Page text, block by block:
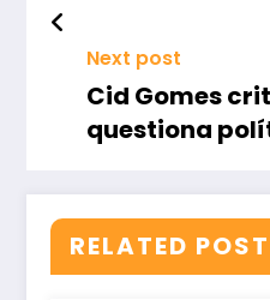
Next post
Cid Gomes
questiona
RELATED